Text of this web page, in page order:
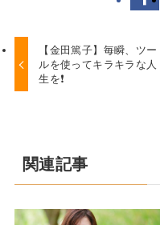
【金田篤子】毎瞬、ツー
ルを使ってキラキラな人
生を❗️
関連記事